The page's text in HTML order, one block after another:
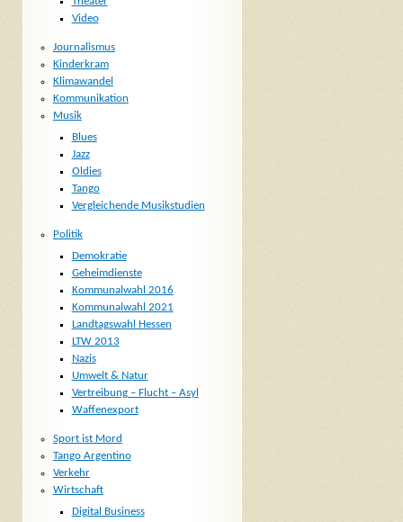
Video
Journalismus
Kinderkram
Klimawandel
Kommunikation
Musik
Blues
Jazz
Oldies
Tango
Vergleichende Musikstudien
Politik
Demokratie
Geheimdienste
Kommunalwahl 2016
Kommunalwahl 2021
Landtagswahl Hessen
LTW 2013
Nazis
Umwelt & Natur
Vertreibung – Flucht – Asyl
Waffenexport
Sport ist Mord
Tango Argentino
Verkehr
Wirtschaft
Digital Business